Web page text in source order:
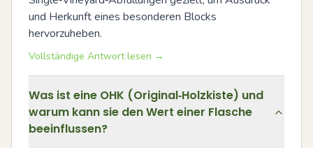
und Herkunft eines besonderen Blocks
hervorzuheben.
Vollständige Antwort lesen →
Was ist eine OHK (Original‑Holzkiste) und
warum kann sie den Wert einer Flasche
beeinflussen?